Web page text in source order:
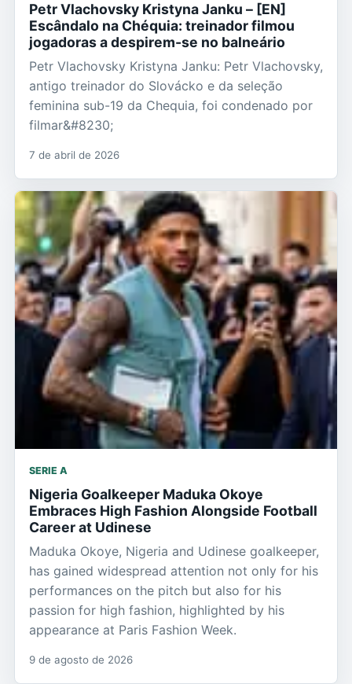
Petr Vlachovsky Kristyna Janku – [EN]
Escândalo na Chéquia: treinador filmou
jogadoras a despirem-se no balneário
Petr Vlachovsky Kristyna Janku: Petr Vlachovsky,
antigo treinador do Slovácko e da seleção
feminina sub-19 da Chequia, foi condenado por
filmar&#8230;
7 de abril de 2026
SERIE A
Nigeria Goalkeeper Maduka Okoye
Embraces High Fashion Alongside Football
Career at Udinese
Maduka Okoye, Nigeria and Udinese goalkeeper,
has gained widespread attention not only for his
performances on the pitch but also for his
passion for high fashion, highlighted by his
appearance at Paris Fashion Week.
9 de agosto de 2026